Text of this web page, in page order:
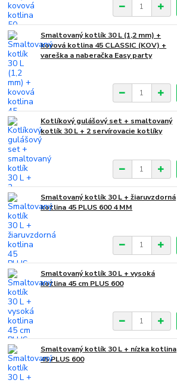
Smaltovaný kotlík 30 L (1,2 mm) +
kovová kotlina 45 CLASSIC (KOV) +
vareška a naberačka Easy party
Kotlíkový gulášový set + smaltovaný
kotlík 30 L + 2 servírovacie kotlíky
Smaltovaný kotlík 30 L + žiaruvzdorná
kotlina 45 PLUS 600 4 MM
Smaltovaný kotlík 30 L + vysoká
kotlina 45 cm PLUS 600
Smaltovaný kotlík 30 L + nízka kotlina
45 PLUS 600